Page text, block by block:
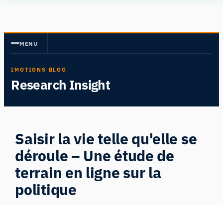
contenu
MENU
IMOTIONS BLOG
Research Insight
Saisir la vie telle qu'elle se
déroule – Une étude de
terrain en ligne sur la
politique